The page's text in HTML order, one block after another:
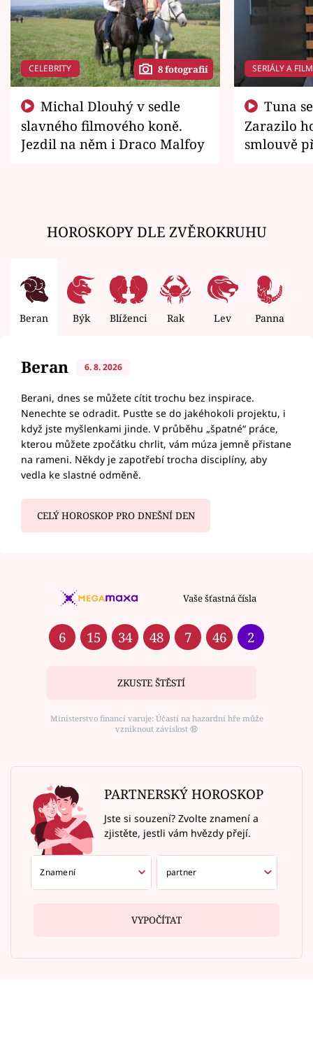
CELEBRITY 8 fotografií
slavného filmového koně.
Jezdil na něm i Draco Malfoy
SERIÁLY A
Zarazilo
smlouvě
HOROSKOPY DLE ZVĚROKRUHU
Beran Býk Blíženci Rak Lev Panna
Beran 6. 8. 2026
Berani, dnes se můžete cítit trochu bez inspirace.
Nenechte se odradit. Pusťte se do jakéhokoli projektu, i
když jste myšlenkami jinde. V průběhu „špatné“ práce,
kterou můžete zpočátku chrlit, vám múza jemně přistane
na rameni. Někdy je zapotřebí trocha disciplíny, aby
vedla ke slastné odměně.
CELÝ HOROSKOP PRO DNEŠNÍ DEN
Vaše šťastná čísla
6 15 34 48 7 46 2
ZKUSTE ŠTĚSTÍ
Ministerstvo financí varuje: Účastí na hazardní hře může
vzniknout závislost ⑱
PARTNERSKÝ HOROSKOP
Jste si souzení? Zvolte znamení a
zjistěte, jestli vám hvězdy přejí.
VYPOČÍTAT